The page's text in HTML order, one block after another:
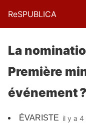
ReSPUBLICA
La
Première
événement ?
ÉVARISTE il y a 4